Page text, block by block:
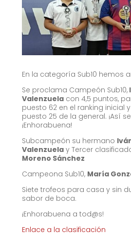
En la categoría Sub10 hemos
Se proclama Campeón Sub10,
Valenzuelacon 4,5 puntos,
puesto 62 en el ranking inicial
puesto 25 de la general. ¡Así
¡Enhorabuena!
Subcampeón su hermano
Valenzuelay Tercer
Moreno Sánchez
Campeona Sub10, María
Siete trofeos para casa y sin
sabor de boca.
¡Enhorabuena a tod@s!
Enlace a la clasificación